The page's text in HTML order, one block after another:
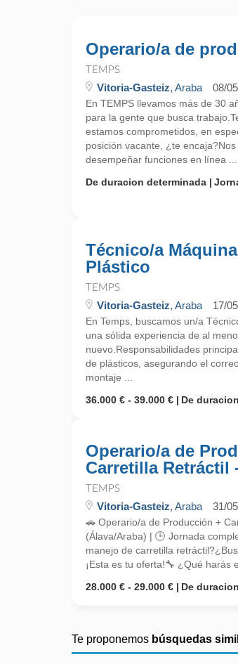
Operario/a de
TEMPS
Vitoria-Gasteiz, Araba 08/
En TEMPS llevamos más de 30
para la gente que busca
estamos comprometidos, en
posición vacante, ¿te
desempeñar funciones en línea ...
De duracion determinada
Técnico/a
Plástico
TEMPS
Vitoria-Gasteiz, Araba 17/
En Temps, buscamos un/a
una sólida experiencia de al
nuevo.Responsabilidades
de plásticos, asegurando el
montaje ...
36.000 € - 39.000 €
De
Operario/a de
Carretilla Retráctil
TEMPS
Vitoria-Gasteiz, Araba 31/
🚗 Operario/a de Producción +
(Álava/Araba) | 🕒 Jornada
manejo de carretilla
¡Esta es tu oferta!🔧 ¿Qué harás
28.000 € - 29.000 €
De
Te proponemos búsquedas